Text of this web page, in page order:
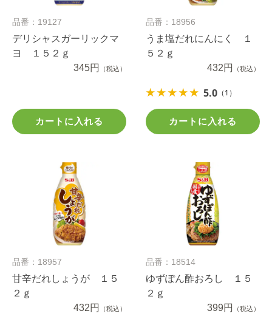
品番：19127
デリシャスガーリックマ
ヨ １５２ｇ
345円
（税込）
カートに入れる
品番：18956
うま塩だれにんにく １
５２ｇ
432円
（税込）
5.0 （1）
カートに入れる
品番：18957
甘辛だれしょうが １５
２ｇ
432円
（税込）
品番：18514
ゆずぽん酢おろし １５
２ｇ
399円
（税込）